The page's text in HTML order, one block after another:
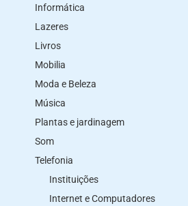
Informática
Lazeres
Livros
Mobilia
Moda e Beleza
Música
Plantas e jardinagem
Som
Telefonia
Instituições
Internet e Computadores